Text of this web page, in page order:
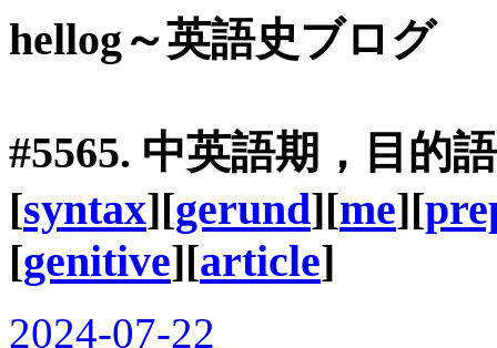
hellog～英語史ブログ
#5565. 中英語期，目的
[syntax][gerund][me][
[genitive][article]
2024-07-22